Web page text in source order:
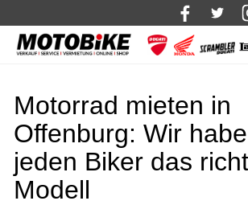
Shop 🛒
Bikes
Motorrad mieten
Motorrad mieten in
Offenburg: Wir
jeden Biker das
Modell